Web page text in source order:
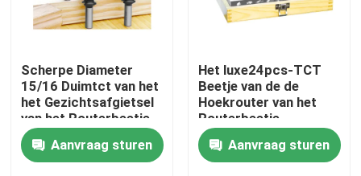
Huis
Producten
Scherpe Diameter
15/16 Duimtct van het
het Gezichtsafgietsel
van het Routerbeetje
Vastgestelde 4pcs de
Routerbeetjes
Aanvraag sturen
Het luxe24pcs-TCT
Beetje van de de
Hoekrouter van het
Routerbeetje
Vastgestelde
Houtbewerking Rond
gemaakte
Aanvraag sturen